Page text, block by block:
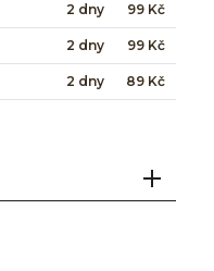
2 dny 99 Kč
2 dny 99 Kč
2 dny 89 Kč